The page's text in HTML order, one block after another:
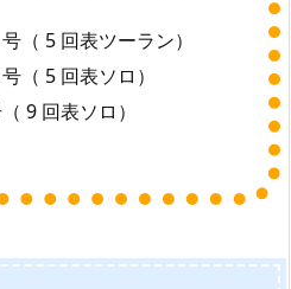
（ 5 回表ツーラン）
（ 5 回表ソロ）
9 回表ソロ）